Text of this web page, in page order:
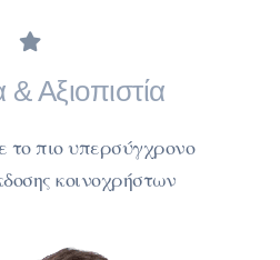
& Αξιοπιστία
το πιο υπερσύγχρονο
κοινοχρήστων